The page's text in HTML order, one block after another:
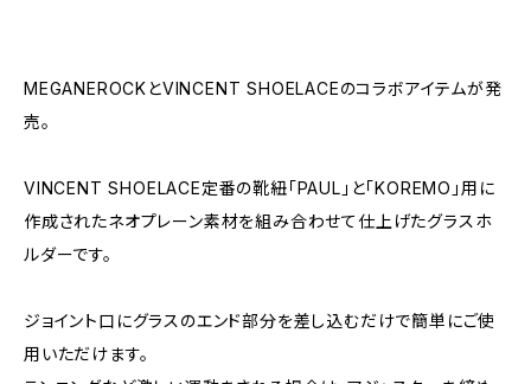
MEGANEROCKとVINCENT SHOELACEのコラボアイテムが発
売。
VINCENT SHOELACE定番の靴紐「PAUL」と「KOREMO」用に
作成されたネオプレーン素材を組み合わせて仕上げたグラスホ
ルダーです。
ジョイント口にグラスのエンド部分を差し込むだけで簡単にご使
用いただけます。